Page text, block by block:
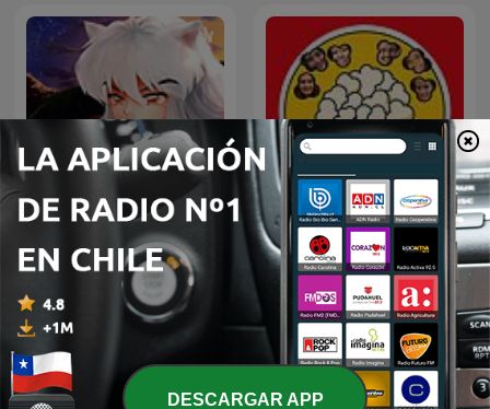
Anime Saca La Canchita
DESCARGAR APP